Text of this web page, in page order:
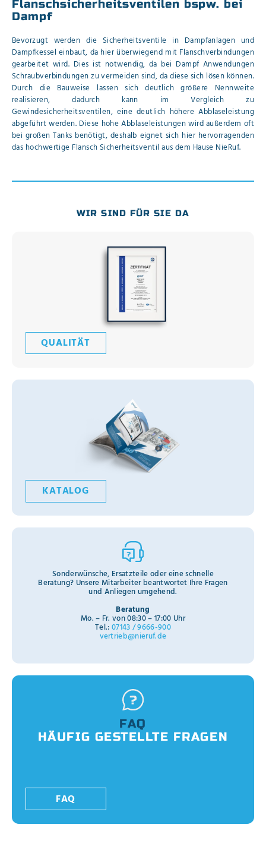
Flanschsicherheitsventilen bspw. bei
Dampf
Bevorzugt werden die Sicherheitsventile in Dampfanlagen und
Dampfkessel einbaut, da hier überwiegend mit Flanschverbindungen
gearbeitet wird. Dies ist notwendig, da bei Dampf Anwendungen
Schraubverbindungen zu vermeiden sind, da diese sich lösen können.
Durch die Bauweise lassen sich deutlich größere Nennweite
realisieren, dadurch kann im Vergleich zu
Gewindesicherheitsventilen, eine deutlich höhere Abblaseleistung
abgeführt werden. Diese hohe Abblaseleistungen wird außerdem oft
bei großen Tanks benötigt, deshalb eignet sich hier hervorragenden
das hochwertige Flansch Sicherheitsventil aus dem Hause NieRuf.
WIR SIND FÜR SIE DA
QUALITÄT
KATALOG
Sonderwünsche, Ersatzteile oder eine schnelle
Beratung? Unsere Mitarbeiter beantwortet Ihre Fragen
und Anliegen umgehend.
Beratung
Mo. – Fr. von 08:30 – 17:00 Uhr
Tel.:07143 / 9666-900
vertrieb@nieruf.de
FAQ
HÄUFIG GESTELLTE FRAGEN
FAQ